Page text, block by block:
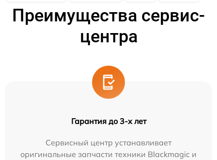
Преимущества сервис-
центра
Гарантия до 3-х лет
Сервисный центр устанавливает
оригинальные запчасти техники Blackmagic и